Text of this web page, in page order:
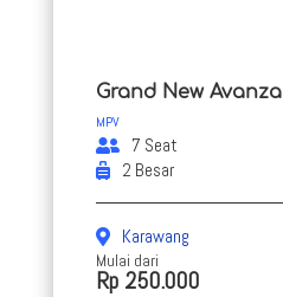
Grand New Avanza
MPV
7 Seat
2 Besar
Karawang
Mulai dari
Rp 250.000